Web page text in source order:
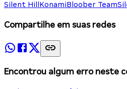
Silent Hill KonamiBloober Team
Compartilhe em suas redes
Encontrou algum erro neste